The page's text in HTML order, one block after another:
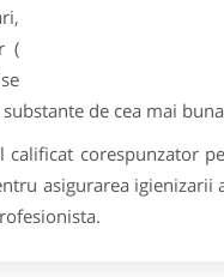
(
de cea mai
corespunzator
asigurarea igienizarii